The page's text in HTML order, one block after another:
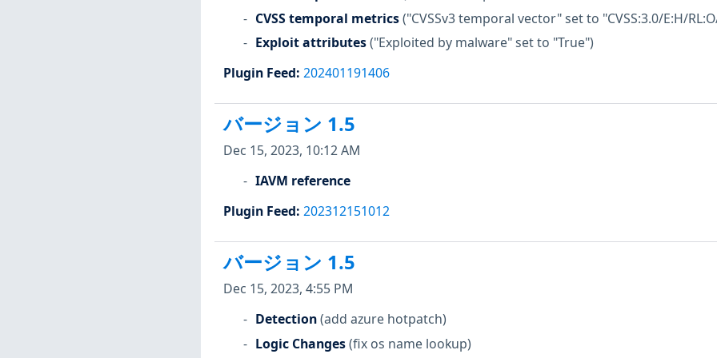
CVSS temporal metrics("CVSSv3 temporal vector" set to "CVSS:3.0/E:H/
Exploit attributes("Exploited by malware" set to "True")
Plugin Feed: 202401191406
バージョン 1.5
Dec 15, 2023, 10:12 AM
IAVM reference
Plugin Feed: 202312151012
バージョン 1.5
Dec 15, 2023, 4:55 PM
Detection(add azure hotpatch)
Logic Changes(fix os name lookup)